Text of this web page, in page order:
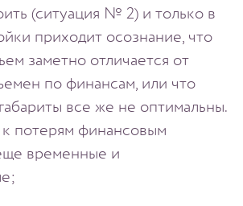
(ситуация № 2) и только в
приходит осознание, что
заметно отличается от
по финансам, или что
все же не оптимальны.
к потерям финансовым
временные и